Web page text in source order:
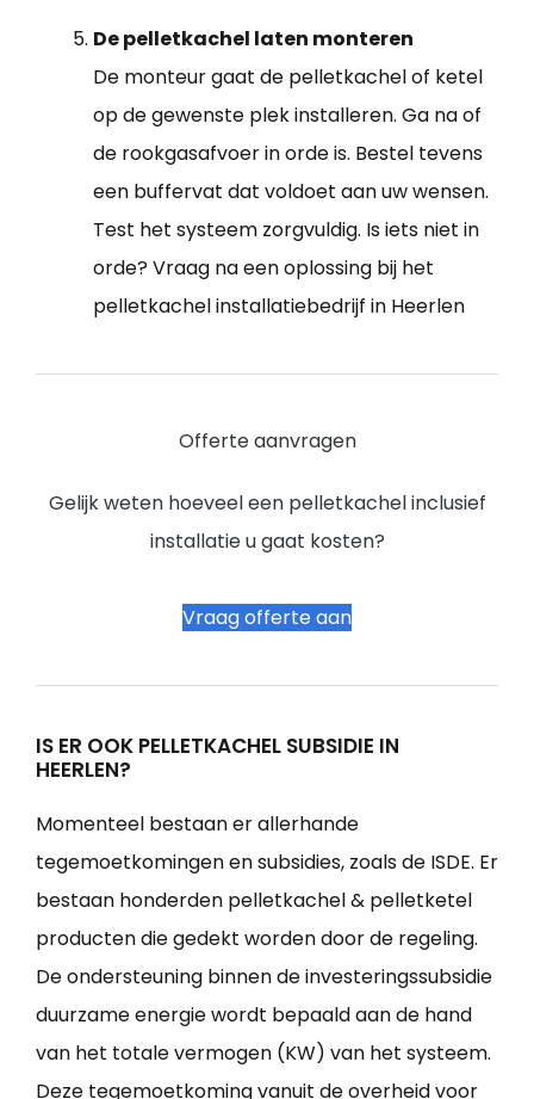
De pelletkachel laten monteren
De monteur gaat de pelletkachel of ketel
op de gewenste plek installeren. Ga na of
de rookgasafvoer in orde is. Bestel tevens
een buffervat dat voldoet aan uw wensen.
Test het systeem zorgvuldig. Is iets niet in
orde? Vraag na een oplossing bij het
pelletkachel installatiebedrijf in Heerlen
Offerte aanvragen
Gelijk weten hoeveel een pelletkachel inclusief
installatie u gaat kosten?
Vraag offerte aan
IS ER OOK PELLETKACHEL SUBSIDIE IN
HEERLEN?
Momenteel bestaan er allerhande
tegemoetkomingen en subsidies, zoals de ISDE. Er
bestaan honderden pelletkachel & pelletketel
producten die gedekt worden door de regeling.
De ondersteuning binnen de investeringssubsidie
duurzame energie wordt bepaald aan de hand
van het totale vermogen (KW) van het systeem.
Deze tegemoetkoming vanuit de overheid voor